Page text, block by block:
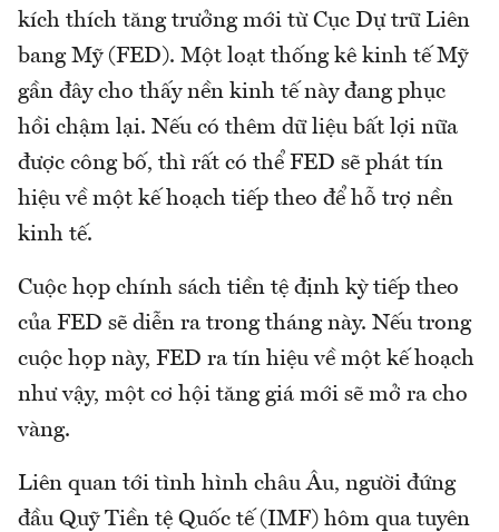
kích thích tăng trưởng mới từ Cục Dự trữ Liên
bang Mỹ (FED). Một loạt thống kê kinh tế Mỹ
gần đây cho thấy nền kinh tế này đang phục
hồi chậm lại. Nếu có thêm dữ liệu bất lợi nữa
được công bố, thì rất có thể FED sẽ phát tín
hiệu về một kế hoạch tiếp theo để hỗ trợ nền
kinh tế.
Cuộc họp chính sách tiền tệ định kỳ tiếp theo
của FED sẽ diễn ra trong tháng này. Nếu trong
cuộc họp này, FED ra tín hiệu về một kế hoạch
như vậy, một cơ hội tăng giá mới sẽ mở ra cho
vàng.
Liên quan tới tình hình châu Âu, người đứng
đầu Quỹ Tiền tệ Quốc tế (IMF) hôm qua tuyên